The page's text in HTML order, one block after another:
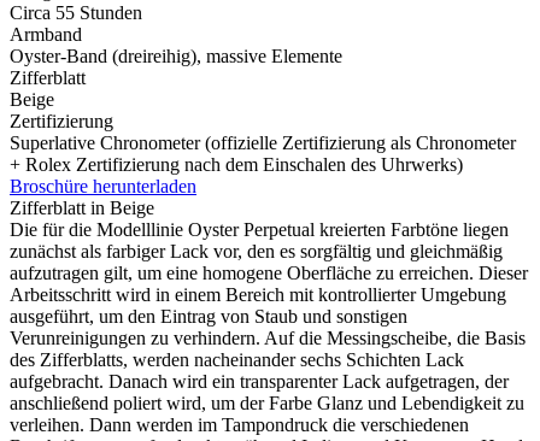
Circa 55 Stunden
Armband
Oyster-Band (dreireihig), massive Elemente
Zifferblatt
Beige
Zertifizierung
Superlative Chronometer (offizielle Zertifizierung als Chronometer
+ Rolex Zertifizierung nach dem Einschalen des Uhrwerks)
Broschüre herunterladen
Zifferblatt in Beige
Die für die Modelllinie Oyster Perpetual kreierten Farbtöne liegen
zunächst als farbiger Lack vor, den es sorgfältig und gleichmäßig
aufzutragen gilt, um eine homogene Oberfläche zu erreichen. Dieser
Arbeitsschritt wird in einem Bereich mit kontrollierter Umgebung
ausgeführt, um den Eintrag von Staub und sonstigen
Verunreinigungen zu verhindern. Auf die Messingscheibe, die Basis
des Zifferblatts, werden nacheinander sechs Schichten Lack
aufgebracht. Danach wird ein transparenter Lack aufgetragen, der
anschließend poliert wird, um der Farbe Glanz und Lebendigkeit zu
verleihen. Dann werden im Tampondruck die verschiedenen